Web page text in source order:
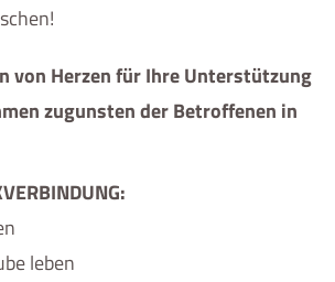
von Herzen für Ihre Unterstützung
zugunsten der Betroffenen in
leben